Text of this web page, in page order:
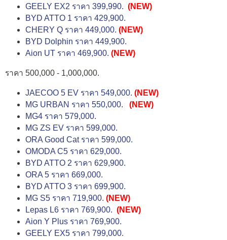
GEELY EX2 ราคา 399,990. (NEW)
BYD ATTO 1 ราคา 429,900.
CHERY Q ราคา 449,000. (NEW)
BYD Dolphin ราคา 449,900.
Aion UT ราคา 469,900. (NEW)
ราคา 500,000 - 1,000,000.
JAECOO 5 EV ราคา 549,000. (NEW)
MG URBAN ราคา 550,000.
(NEW)
MG4 ราคา 579,000.
MG ZS EV ราคา 599,000.
ORA Good Cat ราคา 599,000.
OMODA C5 ราคา 629,000.
BYD ATTO 2 ราคา 629,900.
ORA 5 ราคา 669,000.
BYD ATTO 3 ราคา 699,900.
MG S5 ราคา 719,900. (NEW)
Lepas L6 ราคา 769,900. (NEW)
Aion Y Plus ราคา 769,900.
GEELY EX5 ราคา 799,000.